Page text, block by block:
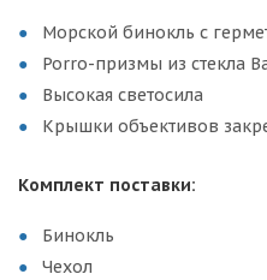
Морской бинокль с
Porro-призмы из стекла
Высокая светосила
Крышки объективов
Комплект поставки:
Бинокль
Чехол